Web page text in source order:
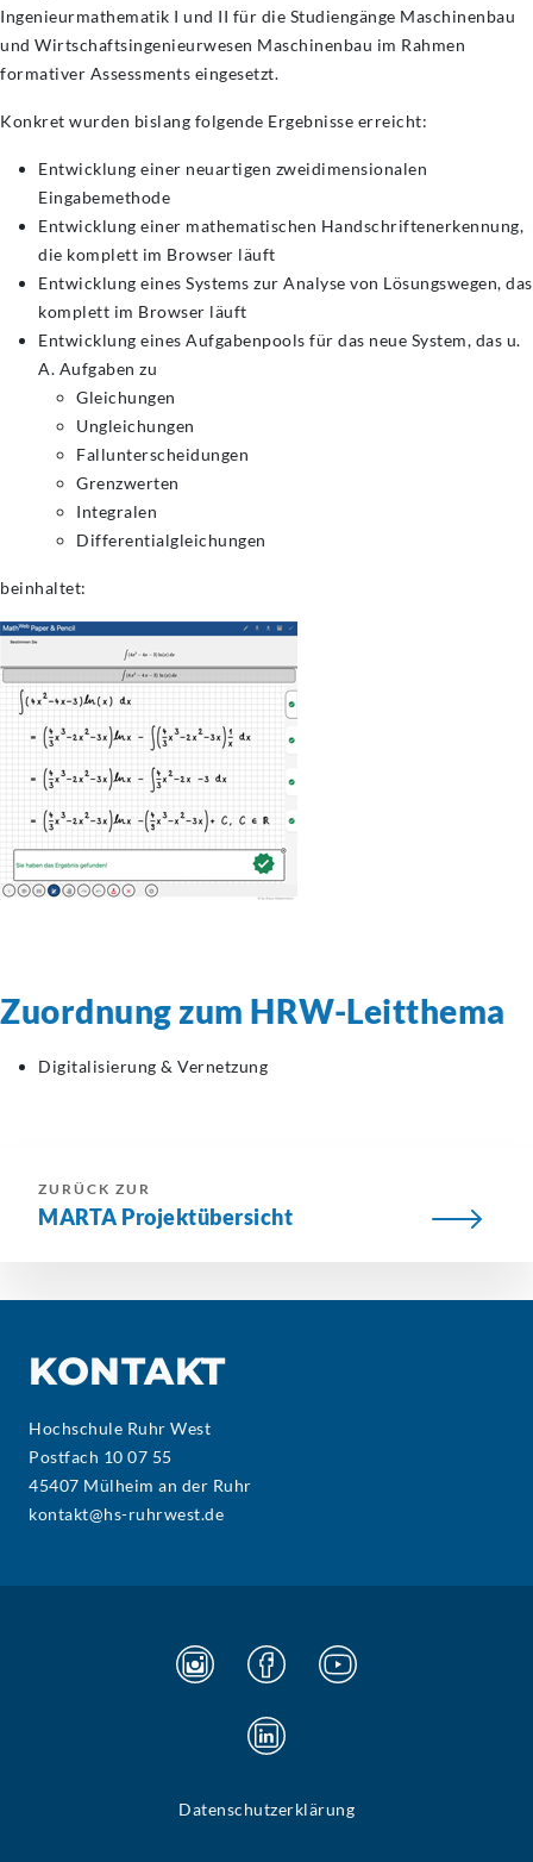
Ingenieurmathematik I und II für die Studiengänge Maschinenbau
und Wirtschaftsingenieurwesen Maschinenbau im Rahmen
formativer Assessments eingesetzt.
Konkret wurden bislang folgende Ergebnisse erreicht:
Entwicklung einer neuartigen zweidimensionalen
Eingabemethode
Entwicklung einer mathematischen Handschriftenerkennung,
die komplett im Browser läuft
Entwicklung eines Systems zur Analyse von Lösungswegen, das
komplett im Browser läuft
Entwicklung eines Aufgabenpools für das neue System, das u.
A. Aufgaben zu
Gleichungen
Ungleichungen
Fallunterscheidungen
Grenzwerten
Integralen
Differentialgleichungen
beinhaltet:
Zuordnung zum HRW-Leitthema
Digitalisierung & Vernetzung
ZURÜCK ZUR
MARTA Projektübersicht
KONTAKT
Hochschule Ruhr West
Postfach 10 07 55
45407 Mülheim an der Ruhr
kontakt@hs-ruhrwest.de
Datenschutzerklärung